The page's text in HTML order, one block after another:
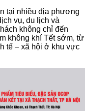
tại nhiều địa phương
vụ, du lịch và
không chỉ đến
không khí Tết sớm, từ
tế – xã hội ở khu vực